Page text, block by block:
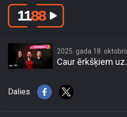
\"Caur ērkšķiem
2025. gada 18.
Caur ērkšķiem
Dalies